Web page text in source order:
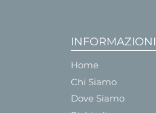
INFORMAZIONI
Home
Chi Siamo
Dove Siamo